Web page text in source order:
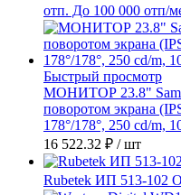
отп. До 100 000 отп/
Быстрый просмотр
МОНИТОР 23.8"
поворотом экрана
178°/178°, 250 cd/m,
16 522.32 ₽ / шт
Rubetek ИП 513-